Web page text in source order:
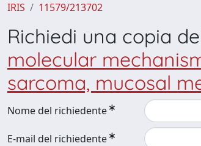
IRIS 11579/213702
Richiedi una copia
molecular
sarcoma, mucosal
Nome del richiedente
E-mail del richiedente